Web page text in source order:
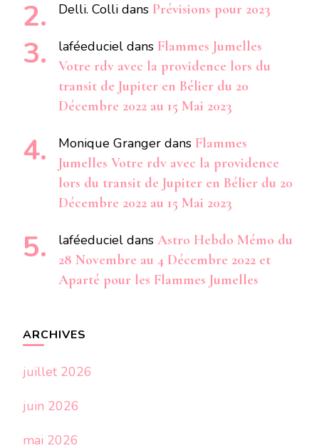
Delli. Colli dans Prévisions pour 2023
laféeduciel dans Flammes Jumelles
Votre rdv avec la providence lors du
transit de Jupiter en Bélier du 20
Décembre 2022 au 15 Mai 2023
Monique Granger dans Flammes
Jumelles Votre rdv avec la providence
lors du transit de Jupiter en Bélier du 20
Décembre 2022 au 15 Mai 2023
laféeduciel dans Astro Hebdo Mémo du
28 Novembre au 4 Décembre 2022 et
Aparté pour les Flammes Jumelles
ARCHIVES
juillet 2026
juin 2026
mai 2026